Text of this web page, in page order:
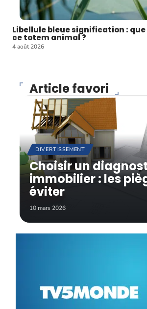
Libellule bleue signification :
ce totem animal ?
4 août 2026
Article favori
DIVERTISSEMENT
Choisir un
immobilier : les
éviter
10 mars 2026